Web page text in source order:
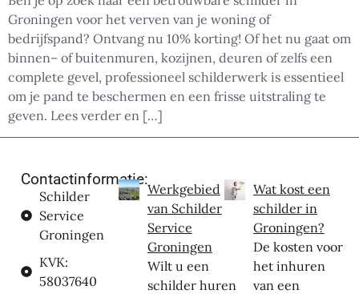
Groningen voor het verven van je woning of
bedrijfspand? Ontvang nu 10% korting! Of het nu gaat om
binnen– of buitenmuren, kozijnen, deuren of zelfs een
complete gevel, professioneel schilderwerk is essentieel
om je pand te beschermen en een frisse uitstraling te
geven. Lees verder en […]
Contactinformatie:
Schilder
Service
Groningen
KVK:
58037640
Werkgebied
van Schilder
Service
Groningen
Wilt u een
schilder huren
Wat kost een
schilder in
Groningen?
De kosten voor
het inhuren
van een